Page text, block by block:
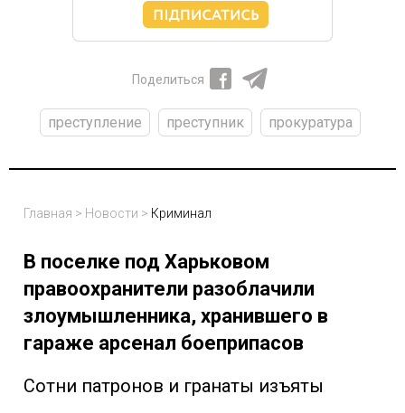
Поделиться
преступление преступник прокуратура
Главная > Новости > Криминал
В поселке под Харьковом
правоохранители разоблачили
злоумышленника, хранившего в
гараже арсенал боеприпасов
Сотни патронов и гранаты изъяты